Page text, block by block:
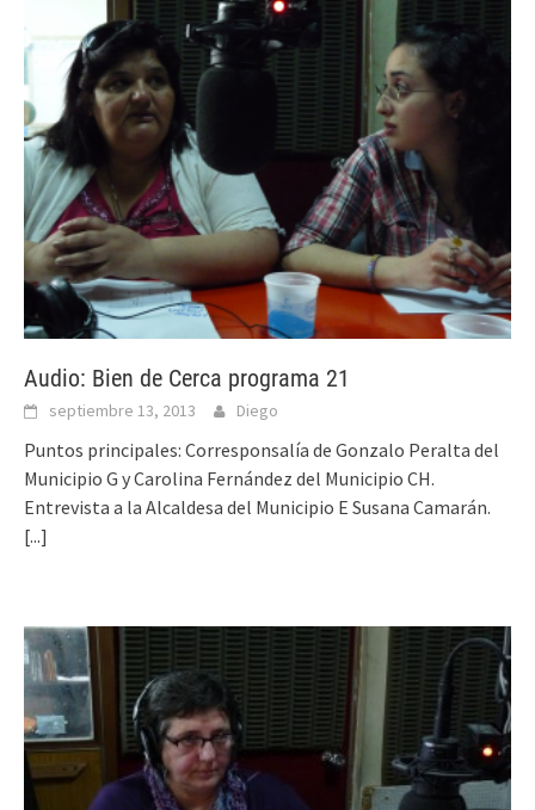
Audio: Bien de Cerca programa 21
septiembre 13, 2013 Diego
Puntos principales: Corresponsalía de Gonzalo Peralta del
Municipio G y Carolina Fernández del Municipio CH.
Entrevista a la Alcaldesa del Municipio E Susana Camarán.
[...]